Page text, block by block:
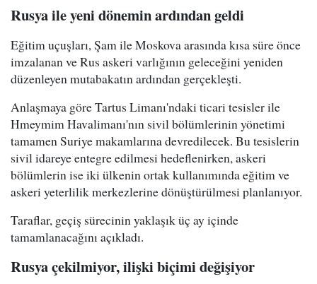
Rusya ile yeni dönemin ardından geldi
Eğitim uçuşları, Şam ile Moskova arasında kısa süre önce
imzalanan ve Rus askeri varlığının geleceğini yeniden
düzenleyen mutabakatın ardından gerçekleşti.
Anlaşmaya göre Tartus Limanı'ndaki ticari tesisler ile
Hmeymim Havalimanı'nın sivil bölümlerinin yönetimi
tamamen Suriye makamlarına devredilecek. Bu tesislerin
sivil idareye entegre edilmesi hedeflenirken, askeri
bölümlerin ise iki ülkenin ortak kullanımında eğitim ve
askeri yeterlilik merkezlerine dönüştürülmesi planlanıyor.
Taraflar, geçiş sürecinin yaklaşık üç ay içinde
tamamlanacağını açıkladı.
Rusya çekilmiyor, ilişki biçimi değişiyor